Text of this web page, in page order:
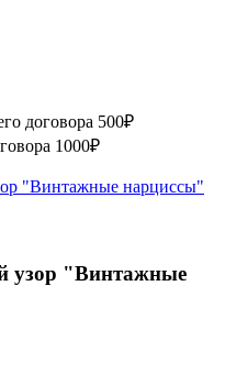
договора 500₽
1000₽
узор "Винтажные